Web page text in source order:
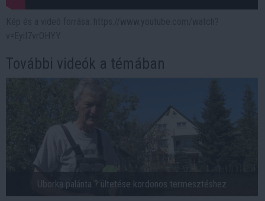
További videók a témában
Uborka palánta ? ültetése kordonos termesztéshez